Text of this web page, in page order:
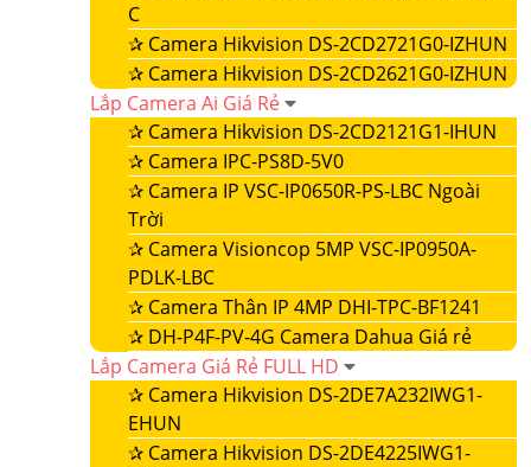
C
✰ Camera Hikvision DS-2CD2721G0-IZHUN
✰ Camera Hikvision DS-2CD2621G0-IZHUN
Lắp Camera Ai Giá Rẻ
✰ Camera Hikvision DS-2CD2121G1-IHUN
✰ Camera IPC-PS8D-5V0
✰ Camera IP VSC-IP0650R-PS-LBC Ngoài
Trời
✰ Camera Visioncop 5MP VSC-IP0950A-
PDLK-LBC
✰ Camera Thân IP 4MP DHI-TPC-BF1241
✰ DH-P4F-PV-4G Camera Dahua Giá rẻ
Lắp Camera Giá Rẻ FULL HD
✰ Camera Hikvision DS-2DE7A232IWG1-
EHUN
✰ Camera Hikvision DS-2DE4225IWG1-